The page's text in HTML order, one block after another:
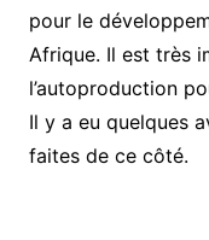
pour le
Afrique. Il est très
l’autoproduction
Il y a eu quelques
faites de ce côté.